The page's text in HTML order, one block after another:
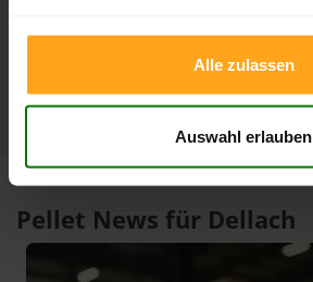
Alle zulassen
Auswahl erlauben
1 Jahr 412,00 €
Pellet News für Dellach